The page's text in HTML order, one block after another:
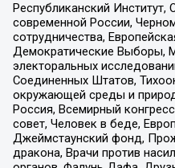
Республиканский Институт,
современной России,
сотрудничества,
Демократические Выборы,
электоральных
Соединенных Штатов,
окружающей среды и
Россия, Всемирный
совет, Человек в беде,
Джеймстаунский фонд,
дракона, Врачи против